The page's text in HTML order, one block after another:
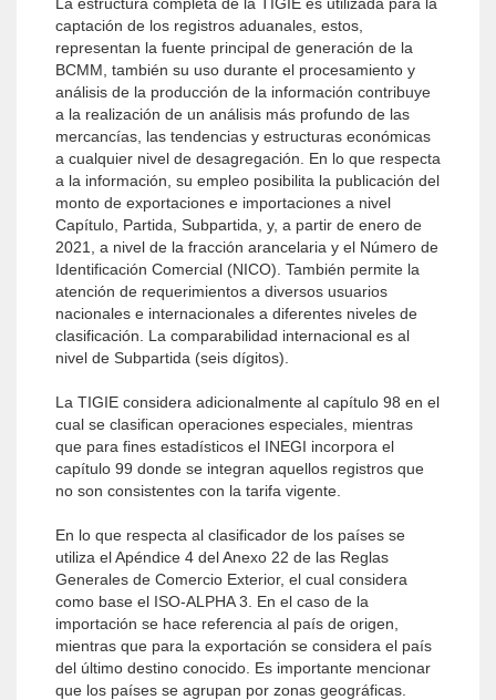
captación de los registros aduanales, estos,
representan la fuente principal de generación de la
BCMM, también su uso durante el procesamiento y
análisis de la producción de la información contribuye
a la realización de un análisis más profundo de las
mercancías, las tendencias y estructuras económicas
a cualquier nivel de desagregación. En lo que respecta
a la información, su empleo posibilita la publicación del
monto de exportaciones e importaciones a nivel
Capítulo, Partida, Subpartida, y, a partir de enero de
2021, a nivel de la fracción arancelaria y el Número de
Identificación Comercial (NICO). También permite la
atención de requerimientos a diversos usuarios
nacionales e internacionales a diferentes niveles de
clasificación. La comparabilidad internacional es al
nivel de Subpartida (seis dígitos).
La TIGIE considera adicionalmente al capítulo 98 en el
cual se clasifican operaciones especiales, mientras
que para fines estadísticos el INEGI incorpora el
capítulo 99 donde se integran aquellos registros que
no son consistentes con la tarifa vigente.
En lo que respecta al clasificador de los países se
utiliza el Apéndice 4 del Anexo 22 de las Reglas
Generales de Comercio Exterior, el cual considera
como base el ISO-ALPHA 3. En el caso de la
importación se hace referencia al país de origen,
mientras que para la exportación se considera el país
del último destino conocido. Es importante mencionar
que los países se agrupan por zonas geográficas.